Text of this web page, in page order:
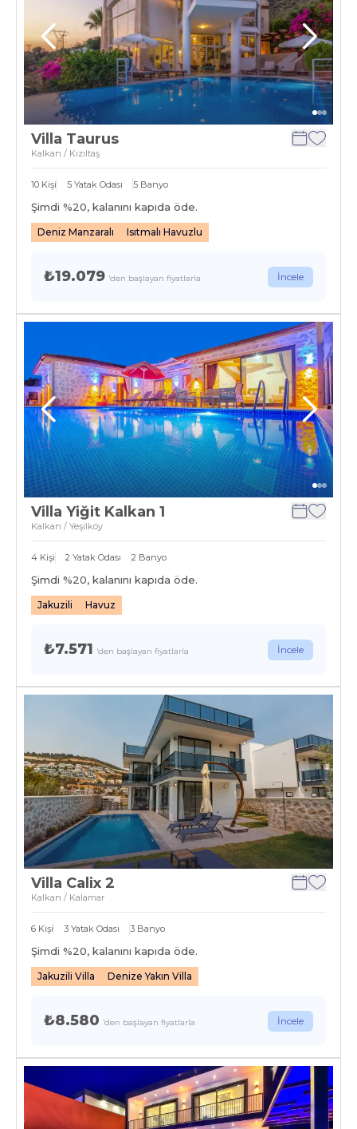
Villa Taurus
Kalkan / Kızıltaş
10 Kişi 5 Yatak Odası 5 Banyo
Şimdi %20, kalanını kapıda öde.
Deniz Manzaralı Isıtmalı Havuzlu
₺19.079 'den başlayan fiyatlarla İncele
Villa Yiğit Kalkan 1
Kalkan / Yeşilköy
4 Kişi 2 Yatak Odası 2 Banyo
Şimdi %20, kalanını kapıda öde.
Jakuzili Havuz
₺7.571 'den başlayan fiyatlarla İncele
Villa Calix 2
Kalkan / Kalamar
6 Kişi 3 Yatak Odası 3 Banyo
Şimdi %20, kalanını kapıda öde.
Jakuzili Villa Denize Yakın Villa
₺8.580 'den başlayan fiyatlarla İncele